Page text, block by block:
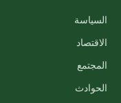
السياسة
الاقتصاد
المجتمع
الحوادث